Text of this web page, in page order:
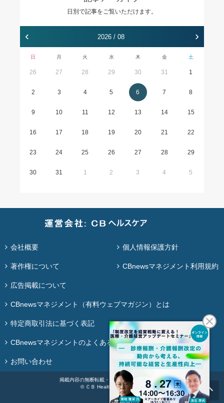
日別で記事をご覧いただけます。
‹ 2026 / 08 ›
日 月 火 水 木 金 土
26 27 28 29 30 31 1
2 3 4 5 6 7 8
9 10 11 12 13 14 15
16 17 18 19 20 21 22
23 24 25 26 27 28 29
30 31 1 2 3 4 5
会社概要 個人情報保護方針
著作権について CBnewsマネジメント利用規約
広告掲載について
CBnewsマネジメント（有料ウェブマガジン）とは
特定商取引法に基づく表記
CBnewsマネジメントのよくある質問
お問い合わせ
掲載内容の無断転載・再配布は固く禁じます。
© ＣＢ Healthcare Co., Ltd.